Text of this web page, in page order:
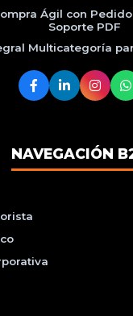
Ágil con
Soporte PDF
Multicategoría
NAVEGACIÓN